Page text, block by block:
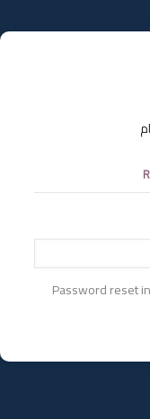
Password reset